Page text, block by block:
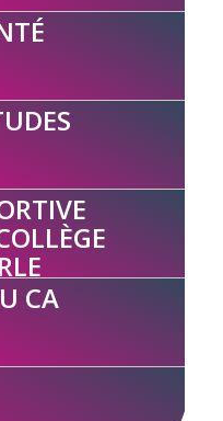
CA